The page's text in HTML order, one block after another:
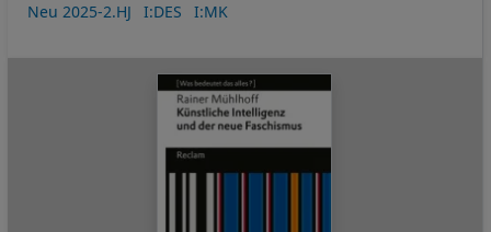
Neu 2025-2.HJ
I:DES I:MK